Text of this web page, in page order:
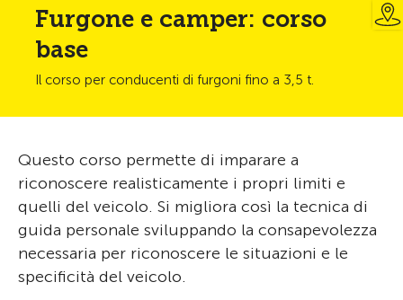
Furgone e camper: corso
base
Il corso per conducenti di furgoni fino a 3,5 t.
Questo corso permette di imparare a
riconoscere realisticamente i propri limiti e
quelli del veicolo. Si migliora così la tecnica di
guida personale sviluppando la consapevolezza
necessaria per riconoscere le situazioni e le
specificità del veicolo.